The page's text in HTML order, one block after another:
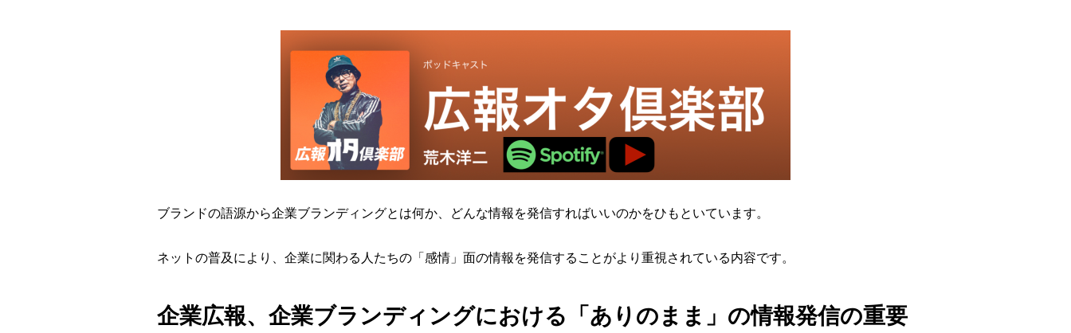
ブランドの語源から企業ブランディングとは何か、どんな情報を発信すればいいのかをひもといています。
ネットの普及により、企業に関わる人たちの「感情」面の情報を発信することがより重視されている内容です。
企業広報、企業ブランディングにおける「ありのまま」の情報発信の重要